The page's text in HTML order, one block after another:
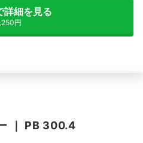
詳細を見る
円
PB 300.4